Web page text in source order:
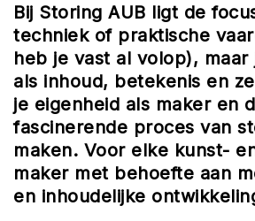
Bij Storing AUB ligt de
techniek of praktische
heb je vast al volop), maar
als inhoud, betekenis en
je eigenheid als maker en
fascinerende proces van
maken. Voor elke kunst-
maker met behoefte aan
en inhoudelijke